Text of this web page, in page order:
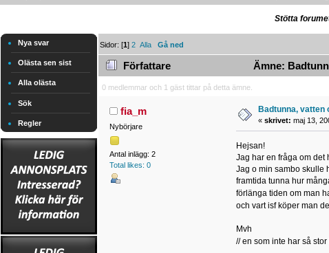
Stötta
Nya svar
Olästa sen sist
Alla olästa
Sök
Regler
Sidor: [1]2 Alla Gå ned
Författare Ämne:
0 medlemmar och 1 gäst tittar på detta ämne.
fia_m
Nybörjare
Antal inlägg: 2
Total likes: 0
Badtunna, vatten
« skrivet: maj 13,
Hejsan!
Jag har en fråga om det
Jag o min sambo skulle
framtida tunna hur
förlänga tiden om man
och vart isf köper man
Mvh
// en som inte har så